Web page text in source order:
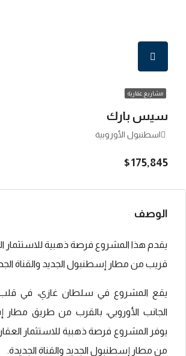
مشاريع عقارية
سيس بارك
اسطنبول الأوروبية
$175,845
الوصف
يقدم هذا المشروع فرصة ذهبية للاستثمار
قريب من مطار إسطنبول الجديد والقناة
يقع المشروع في سلطان غازي، في
الجانب الأوروبي، بالقرب من طريق مطار
يوفر المشروع فرصة ذهبية للاستثمار
من مطار إسطنبول الجديد والقناة الجديدة.